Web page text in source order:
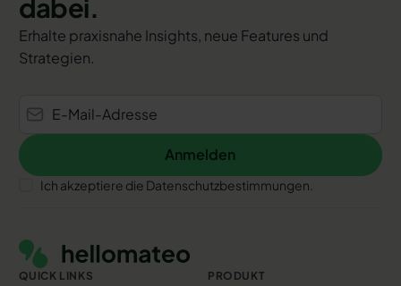
dabei.
Erhalte praxisnahe Insights, neue Features und
Strategien.
Anmelden
Anmelden
Ich akzeptiere die Datenschutzbestimmungen.
QUICK LINKS PRODUKT